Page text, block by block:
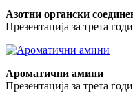
Азотни органски
Презентација за трета
Ароматични амини
Презентација за трета